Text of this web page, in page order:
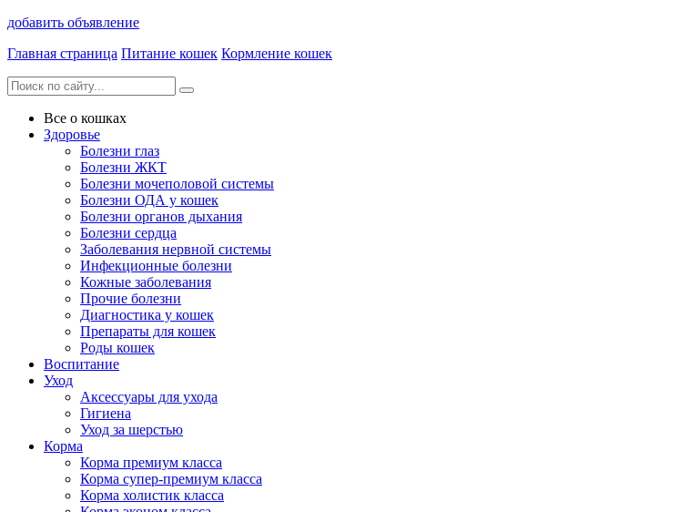
добавить объявление
Главная страница Питание кошек Кормление кошек
Все о кошках
Здоровье
Болезни глаз
Болезни ЖКТ
Болезни мочеполовой системы
Болезни ОДА у кошек
Болезни органов дыхания
Болезни сердца
Заболевания нервной системы
Инфекционные болезни
Кожные заболевания
Прочие болезни
Диагностика у кошек
Препараты для кошек
Роды кошек
Воспитание
Уход
Аксессуары для ухода
Гигиена
Уход за шерстью
Корма
Корма премиум класса
Корма супер-премиум класса
Корма холистик класса